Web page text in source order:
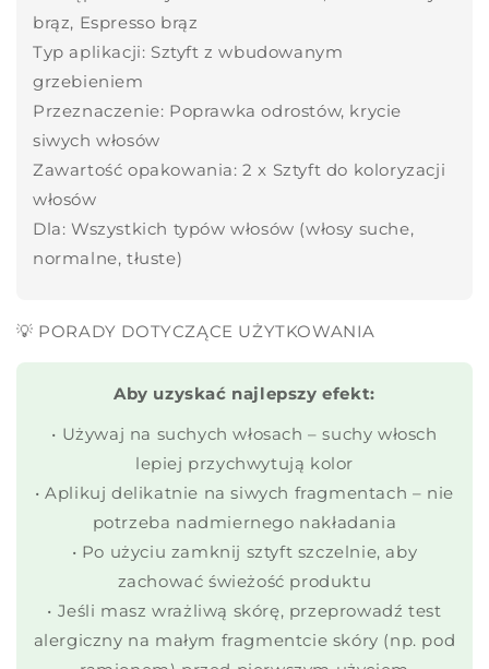
brąz, Espresso brąz
Typ aplikacji: Sztyft z wbudowanym
grzebieniem
Przeznaczenie: Poprawka odrostów, krycie
siwych włosów
Zawartość opakowania: 2 x Sztyft do koloryzacji
włosów
Dla: Wszystkich typów włosów (włosy suche,
normalne, tłuste)
💡 PORADY DOTYCZĄCE UŻYTKOWANIA
Aby uzyskać najlepszy efekt:
• Używaj na suchych włosach – suchy włosch
lepiej przychwytują kolor
• Aplikuj delikatnie na siwych fragmentach – nie
potrzeba nadmiernego nakładania
• Po użyciu zamknij sztyft szczelnie, aby
zachować świeżość produktu
• Jeśli masz wrażliwą skórę, przeprowadź test
alergiczny na małym fragmentcie skóry (np. pod